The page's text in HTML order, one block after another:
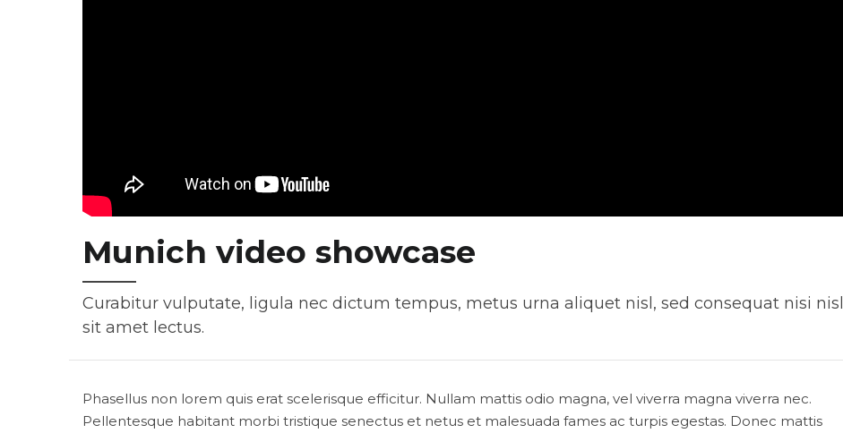
Munich video showcase
Curabitur vulputate, ligula nec dictum tempus, metus urna aliquet nisl, sed consequat nisi nisl
sit amet lectus.
Phasellus non lorem quis erat scelerisque efficitur. Nullam mattis odio magna, vel viverra magna viverra nec.
Pellentesque habitant morbi tristique senectus et netus et malesuada fames ac turpis egestas. Donec mattis